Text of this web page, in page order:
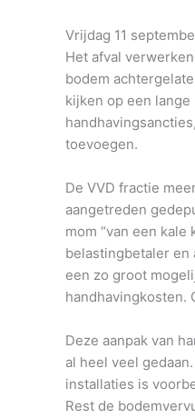
Vrijdag 11
Het afval
bodem
kijken op een
toevoegen.
De VVD fractie
aangetreden
mom “van een
belastingbetaler
een zo groot
handhavingkosten.
Deze aanpak van
al heel veel
installaties is
Rest de